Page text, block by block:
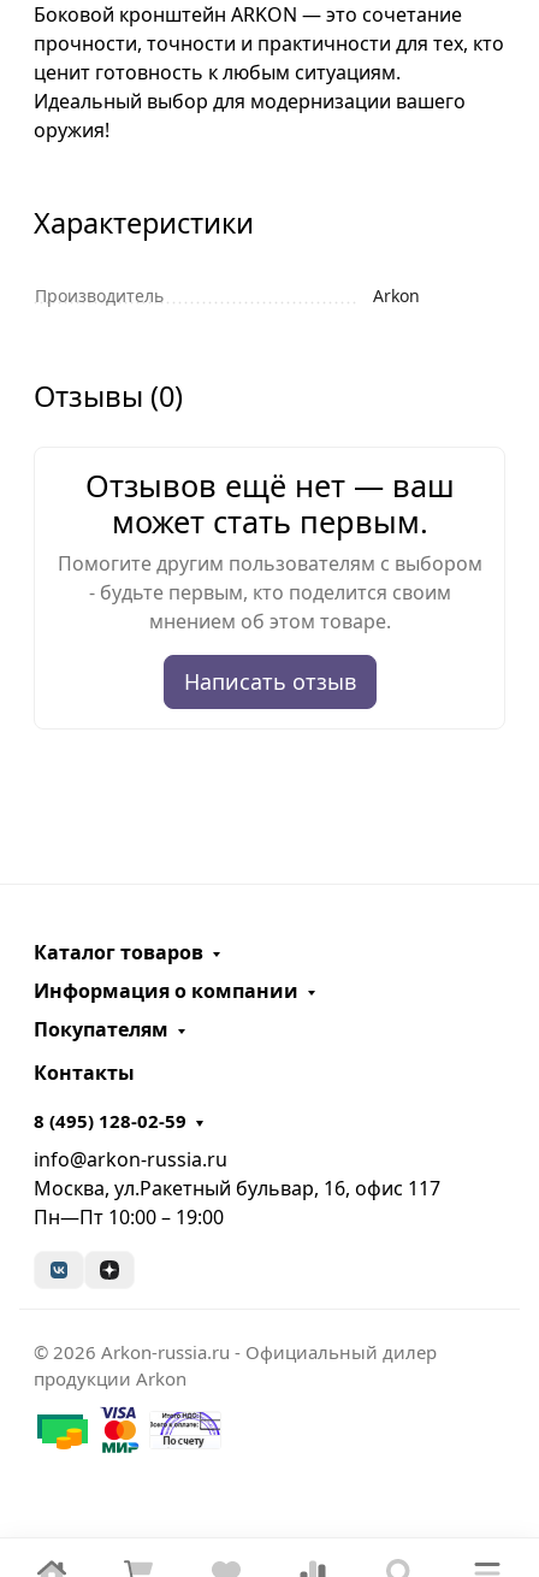
Боковой кронштейн ARKON — это сочетание
прочности, точности и практичности для тех, кто
ценит готовность к любым ситуациям.
Идеальный выбор для модернизации вашего
оружия!
Характеристики
Производитель Arkon
Отзывы (0)
Отзывов ещё нет — ваш
может стать первым.
Помогите другим пользователям с выбором
- будьте первым, кто поделится своим
мнением об этом товаре.
Написать отзыв
Каталог товаров
Информация о компании
Покупателям
Контакты
8 (495) 128-02-59
info@arkon-russia.ru
Москва, ул.Ракетный бульвар, 16, офис 117
Пн—Пт 10:00 – 19:00
© 2026 Arkon-russia.ru - Официальный дилер
продукции Arkon